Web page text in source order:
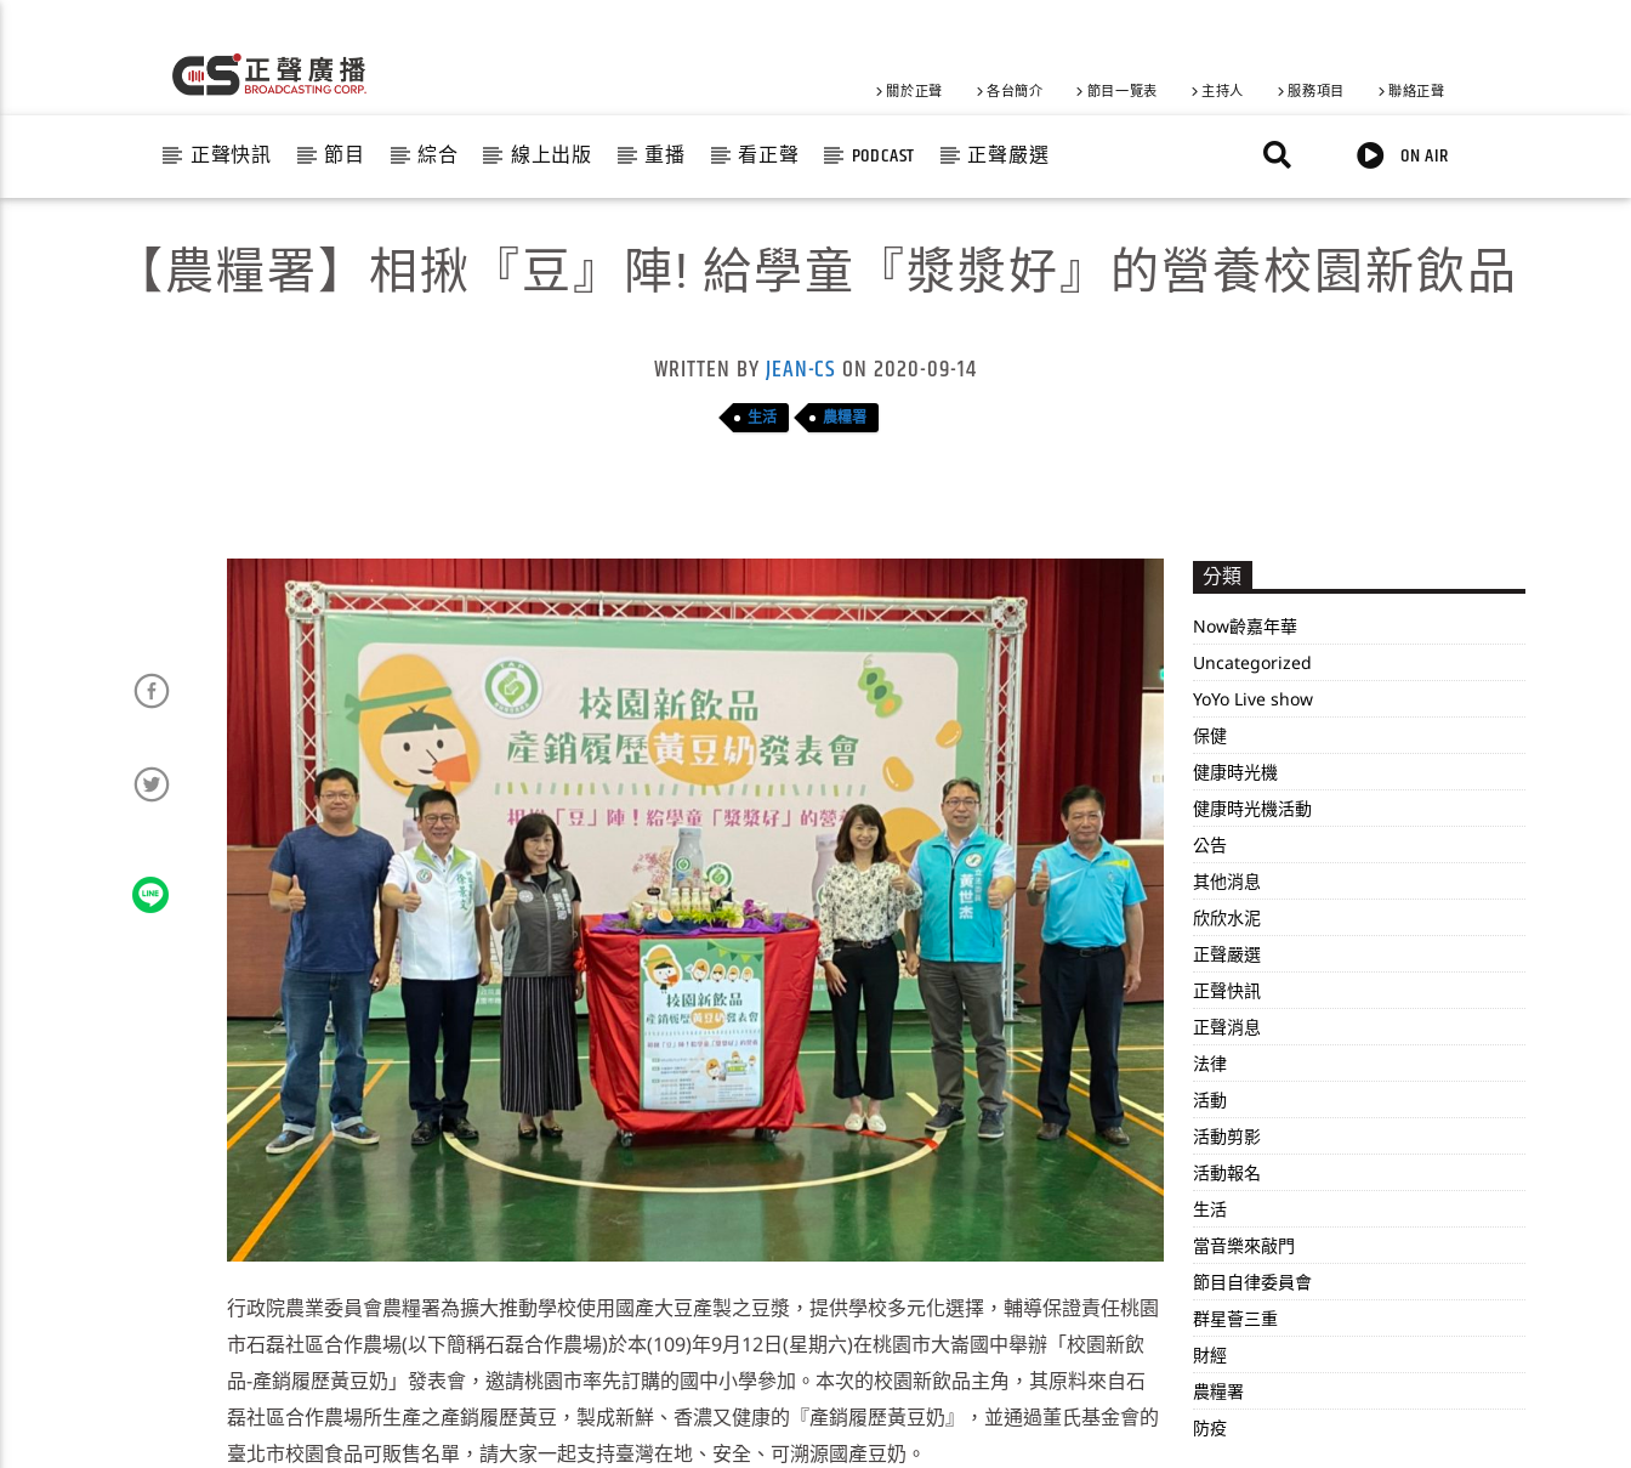
關於正聲 各台簡介 節目一覽表 主持人 服務項目 聯絡正聲
正聲快訊 節目 綜合 線上出版 重播 看正聲 PODCAST 正聲嚴選 ON AIR
【農糧署】相揪『豆』陣! 給學童『漿漿好』的營養校園新飲品
WRITTEN BY JEAN-CS ON 2020-09-14
生活 農糧署
行政院農業委員會農糧署為擴大推動學校使用國產大豆產製之豆漿，提供學校多元化選擇，輔導保證責任桃園
市石磊社區合作農場(以下簡稱石磊合作農場)於本(109)年9月12日(星期六)在桃園市大崙國中舉辦「校園新飲
品-產銷履歷黃豆奶」發表會，邀請桃園市率先訂購的國中小學參加。本次的校園新飲品主角，其原料來自石
磊社區合作農場所生產之產銷履歷黃豆，製成新鮮、香濃又健康的『產銷履歷黃豆奶』，並通過董氏基金會的
臺北市校園食品可販售名單，請大家一起支持臺灣在地、安全、可溯源國產豆奶。
分類
Now齡嘉年華
Uncategorized
YoYo Live show
保健
健康時光機
健康時光機活動
公告
其他消息
欣欣水泥
正聲嚴選
正聲快訊
正聲消息
法律
活動
活動剪影
活動報名
生活
當音樂來敲門
節目自律委員會
群星薈三重
財經
農糧署
防疫